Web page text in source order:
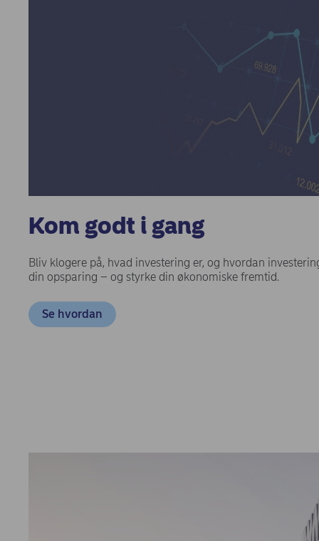
Kom godt i gang
Bliv klogere på, hvad investering er, og hvordan
din opsparing – og styrke din økonomiske fremtid.
Se hvordan